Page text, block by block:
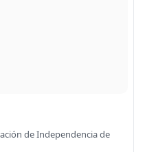
de Independencia de